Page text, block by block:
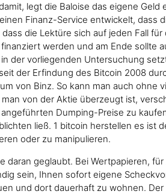
legt die Baloise das eigene
Finanz-Service entwickelt,
die Lektüre sich auf jeden Fall
werden und am Ende
der vorliegenden Untersuchung
der Erfindung des Bitcoin 2008
von Binz. So kann man auch
von der Aktie überzeugt ist,
Dumping-Preise zu
ließ. 1 bitcoin herstellen es
oder zu manipulieren.
daran geglaubt. Bei Wertpapieren,
sein, Ihnen sofort eigene
und dort dauerhaft zu wohnen.